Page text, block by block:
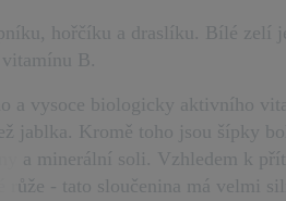
hořčíku a draslíku. Bílé zelí
B.
a vysoce biologicky aktivního
jablka. Kromě toho jsou šípky
a minerální soli. Vzhledem k
růže - tato sloučenina má velmi